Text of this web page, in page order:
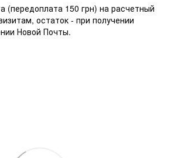
(передоплата 150 грн) на расчетный
остаток - при получении
Новой Почты.